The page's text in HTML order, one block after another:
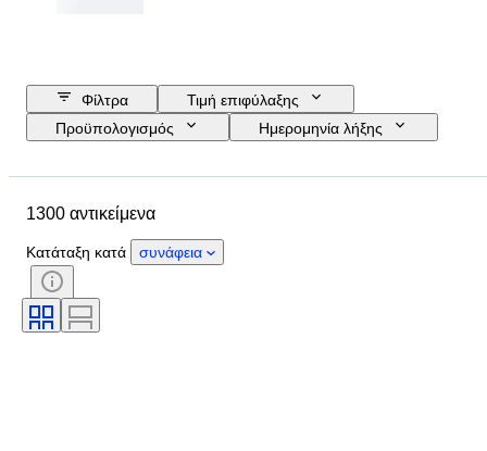
Φίλτρα
Τιμή επιφύλαξης
Προϋπολογισμός
Ημερομηνία λήξης
Υλικό
Θέμα
Χρώμα
Κλίμακα
Τροφοδοσία
Εποχή
1300 αντικείμενα
Κατάταξη κατά συνάφεια